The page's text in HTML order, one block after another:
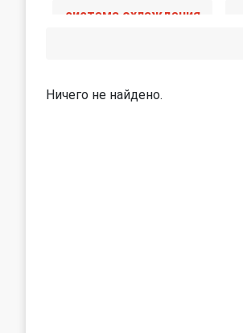
система охлаждения
Ничего не найдено.